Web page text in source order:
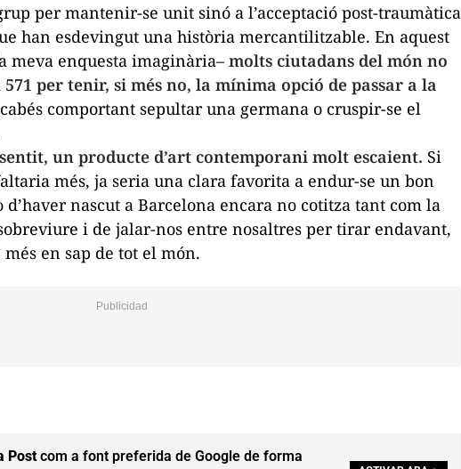
per mantenir-se unit sinó a l’acceptació post-traumàtica
han esdevingut una història mercantilitzable. En aquest
meva enquesta imaginària– molts ciutadans del món no
per tenir, si més no, la mínima opció de passar a la
comportant sepultar una germana o cruspir-se el
un producte d’art contemporani molt escaient. Si
més, ja seria una clara favorita a endur-se un bon
d’haver nascut a Barcelona encara no cotitza tant com la
i de jalar-nos entre nosaltres per tirar endavant,
en sap de tot el món.
Postcom a font preferida de Google de forma